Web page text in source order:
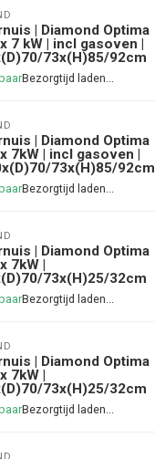
| Diamond Optima
7 kW | incl gasoven |
73x(H)85/92cm
| Diamond Optima
7kW | incl gasoven |
73x(H)85/92cm
| Diamond Optima
7kW |
73x(H)25/32cm
| Diamond Optima
7kW |
73x(H)25/32cm